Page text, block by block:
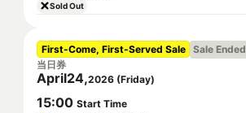
Sold Out
First-Come, First-Served Sale Sale Ended
当日券
April24,2026 (Friday)
15:00 Start Time